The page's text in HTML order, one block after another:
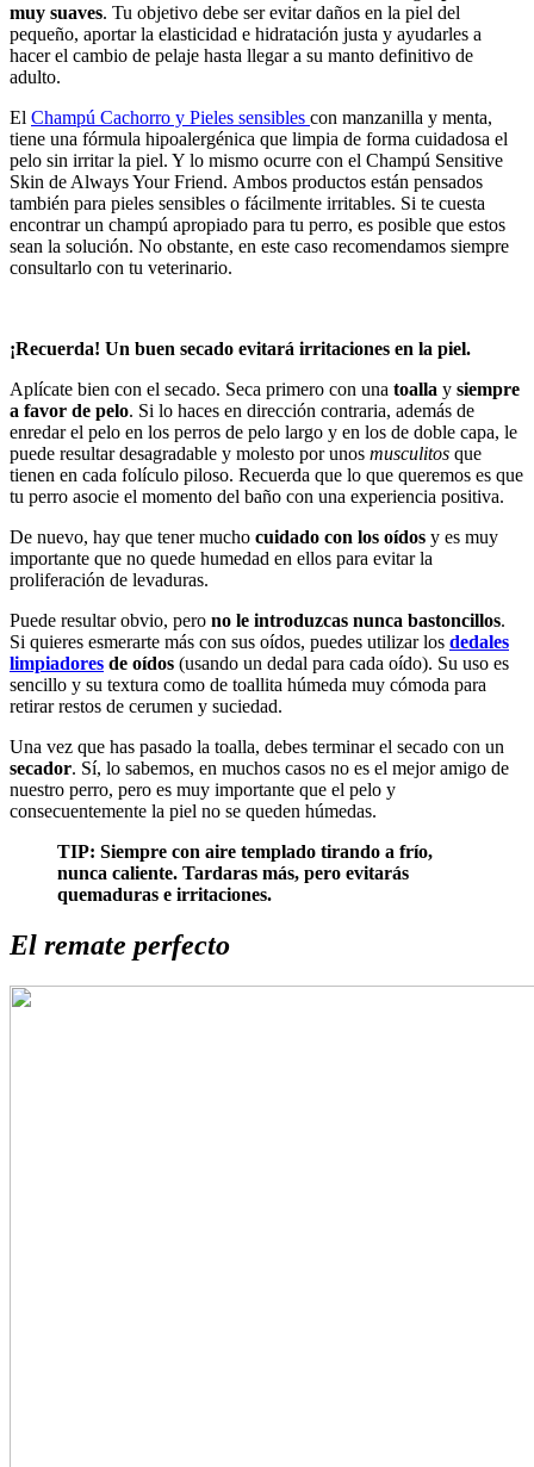
muy suaves. Tu objetivo debe ser evitar daños en la piel del
pequeño, aportar la elasticidad e hidratación justa y ayudarles a
hacer el cambio de pelaje hasta llegar a su manto definitivo de
adulto.
El Champú Cachorro y Pieles sensibles con manzanilla y menta,
tiene una fórmula hipoalergénica que limpia de forma cuidadosa el
pelo sin irritar la piel. Y lo mismo ocurre con el Champú Sensitive
Skin de Always Your Friend. Ambos productos están pensados
también para pieles sensibles o fácilmente irritables. Si te cuesta
encontrar un champú apropiado para tu perro, es posible que estos
sean la solución. No obstante, en este caso recomendamos siempre
consultarlo con tu veterinario.
¡Recuerda! Un buen secado evitará irritaciones en la piel.
Aplícate bien con el secado. Seca primero con una toalla y siempre
a favor de pelo. Si lo haces en dirección contraria, además de
enredar el pelo en los perros de pelo largo y en los de doble capa, le
puede resultar desagradable y molesto por unos musculitos que
tienen en cada folículo piloso. Recuerda que lo que queremos es que
tu perro asocie el momento del baño con una experiencia positiva.
De nuevo, hay que tener mucho cuidado con los oídos y es muy
importante que no quede humedad en ellos para evitar la
proliferación de levaduras.
Puede resultar obvio, pero no le introduzcas nunca bastoncillos.
Si quieres esmerarte más con sus oídos, puedes utilizar los dedales
limpiadores de oídos (usando un dedal para cada oído). Su uso es
sencillo y su textura como de toallita húmeda muy cómoda para
retirar restos de cerumen y suciedad.
Una vez que has pasado la toalla, debes terminar el secado con un
secador. Sí, lo sabemos, en muchos casos no es el mejor amigo de
nuestro perro, pero es muy importante que el pelo y
consecuentemente la piel no se queden húmedas.
TIP: Siempre con aire templado tirando a frío,
nunca caliente. Tardaras más, pero evitarás
quemaduras e irritaciones.
El remate perfecto